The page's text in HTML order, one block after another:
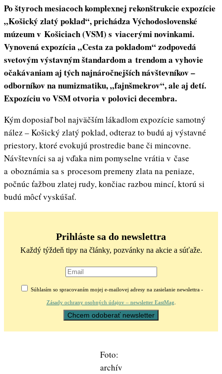
Po štyroch mesiacoch komplexnej rekonštrukcie expozície
„Košický zlatý poklad“, prichádza Východoslovenské
múzeum v Košiciach (VSM) s viacerými novinkami.
Vynovená expozícia „Cesta za pokladom“ zodpovedá
svetovým výstavným štandardom a trendom a vyhovie
očakávaniam aj tých najnáročnejších návštevníkov –
odborníkov na numizmatiku, „fajnšmekrov“, ale aj detí.
Expozíciu vo VSM otvoria v polovici decembra.
Kým doposiaľ bol najväčším lákadlom expozície samotný
nález – Košický zlatý poklad, odteraz to budú aj výstavné
priestory, ktoré evokujú prostredie bane či mincovne.
Návštevníci sa aj vďaka nim pomyselne vrátia v čase
a oboznámia sa s procesom premeny zlata na peniaze,
počnúc ťažbou zlatej rudy, končiac razbou mincí, ktorú si
budú môcť vyskúšať.
Prihláste sa do newslettra
Každý týždeň tipy na články, pozvánky na akcie a súťaže.
Súhlasím so spracovaním mojej e-mailovej adresy na zasielanie newslettra -
Zásady ochrany osobných údajov – newsletter EastMag
Foto:
archív